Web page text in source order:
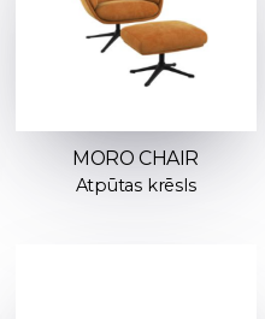
MORO CHAIR
Atpūtas krēsls